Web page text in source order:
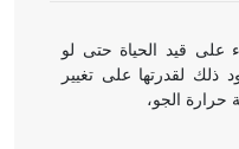
على قيد الحياة حتى لو
ذلك لقدرتها على تغيير
حرارة الجو،